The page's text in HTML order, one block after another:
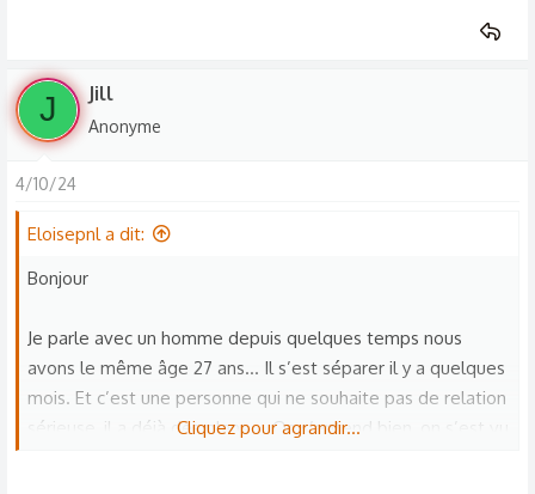
J Jill
Anonyme
4/10/24
Eloisepnl a dit:
Bonjour
Je parle avec un homme depuis quelques temps nous
avons le même âge 27 ans… Il s’est séparer il y a quelques
mois. Et c’est une personne qui ne souhaite pas de relation
sérieuse, il a déjà des plans … On s’entend bien, on s’est vu
Cliquez pour agrandir...